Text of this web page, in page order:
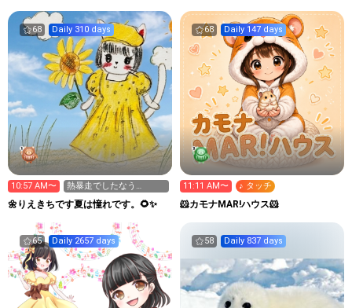
68 Daily 310 days
10:57 AM〜
熱暴走でしたなう
(2026/08/08 11:31
🌼りえきちです夏は憧れです。🌻✨
68 Daily 147 days
11:11 AM〜 ♪ タッチ
🐹カモナMAR!ハウス‪🐹
65 Daily 2657 days 58 Daily 837 days